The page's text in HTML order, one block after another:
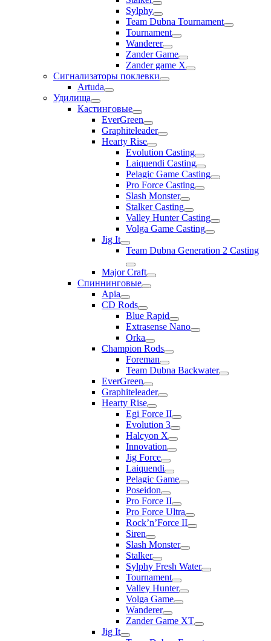
Sylphy
Team Dubna Tournament
Tournament
Wanderer
Zander Game
Zander game X
Сигнализаторы поклевки
Artuda
Удилища
Кастинговые
EverGreen
Graphiteleader
Hearty Rise
Evolution Casting
Laiquendi Casting
Pelagic Game Casting
Pro Force Casting
Slash Monster
Stalker Casting
Valley Hunter Casting
Volga Game Casting
Jig It
Team Dubna Generation 2 Casting
Major Craft
Спиннинговые
Apia
CD Rods
Blue Rapid
Extrasense Nano
Orka
Champion Rods
Foreman
Team Dubna Backwater
EverGreen
Graphiteleader
Hearty Rise
Egi Force II
Evolution 3
Halcyon X
Innovation
Jig Force
Laiquendi
Pelagic Game
Poseidon
Pro Force II
Pro Force Ultra
Rock’n’Force II
Siren
Slash Monster
Stalker
Sylphy Fresh Water
Tournament
Valley Hunter
Volga Game
Wanderer
Zander Game XT
Jig It